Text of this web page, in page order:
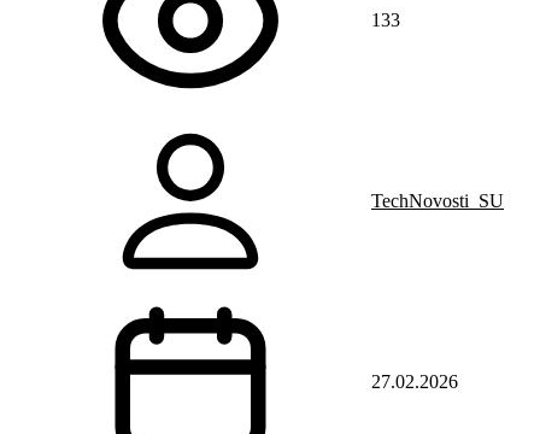
133
TechNovosti_SU
27.02.2026